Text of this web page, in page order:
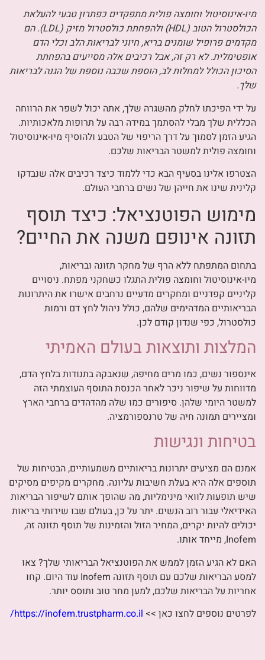
מיו-אינוסיטול וחומצה פולית מתפקדים כפתרון טבעי להעלאת
הכולסטרול הטוב (HDL) ולהפחתת כולסטרול מזיק (LDL). הם
מקדמים פרופיל שומנים בריא, חיוני לבריאות הלב וכלי הדם
אופטימלית. לא רק זה, אבל רכיבים אלה מסייעים בהפחתת
הסיכון הכולל למחלות לב, הוספת שכבה נוספת של הגנה לבריאות
שלך.
על ידי הפיכתו לחלק מהשגרה שלך, אתה יכול לשפר את הרווחה
הכללית שלך מבלי להסתמך במידה רבה על תרופות מלאכותיות.
הגיע הזמן לסמוך על דרך הריפוי של הטבע ולהוסיף מיו-אינוסיטול
וחומצה פולית למשטר הבריאות שלכם.
הצטרפו אלינו בסעיף הבא כדי ללמוד כיצד רכיבים אלה שנבדקו
קלינית שינו את חייהן של נשים ברחבי העולם.
מימוש הפוטנציאל: כיצד תוסף
תזונה אינופם משנה את החיים?
בתחום המתפתח ללא הרף של מחקר תזונה ובריאות,
מיו-אינוסיטול וחומצה פולית התגלו כשחקני מפתח. ניסויים
קליניים קפדניים ומחקרים מדעיים נרחבים אישרו את היתרונות
הבריאותיים המדהימים שלהם, כולל ניהול לחץ דם ורמות
כולסטרול, כפי שנדון קודם לכן.
המלצות ותוצאות בעולם האמיתי
אינספור נשים, כמו מרים מחיפה, שנאבקה בתנודות בלחץ הדם,
מדווחות על שיפור ניכר לאחר הכנסת התוסף העוצמתי הזה
למשטר היומי שלהן. סיפורים כמו שלה מהדהדים ברחבי הארץ
ומציירים תמונה חיה של טרנספורמציה.
בטיחות ונגישות
אמנם הם מציעים יתרונות בריאותיים משמעותיים, הבטיחות של
תוספים אלה היא בעלת חשיבות עליונה. מחקרים מקיפים מסיקים
שיש תופעות לוואי מינימליות, מה שהופך אותם לשיפור הבריאות
האידיאלי עבור רוב הנשים. יתר על כן, בעולם שבו שירותי בריאות
יכולים להיות יקרים, המחיר הזול והזמינות של תוסף תזונה זה,
Inofem, מייחד אותו.
האם לא הגיע הזמן לממש את הפוטנציאל הבריאותי שלך? צאו
למסע הבריאות שלכם עם תוסף תזונה Inofem עוד היום. קחו
אחריות על הבריאות שלכם, למען מחר טוב ותוסס יותר.
לפרטים נוספים לחצו כאן >> https://inofem.trustpharm.co.il/